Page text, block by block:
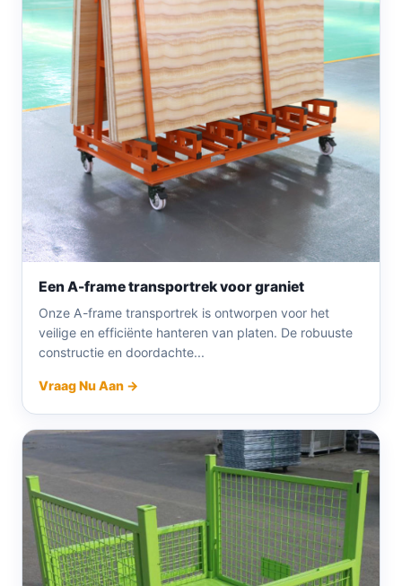
Een A-frame transportrek voor graniet
Onze A-frame transportrek is ontworpen voor het
veilige en efficiënte hanteren van platen. De robuuste
constructie en doordachte...
Vraag Nu Aan →